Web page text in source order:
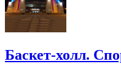
Баскет-холл.